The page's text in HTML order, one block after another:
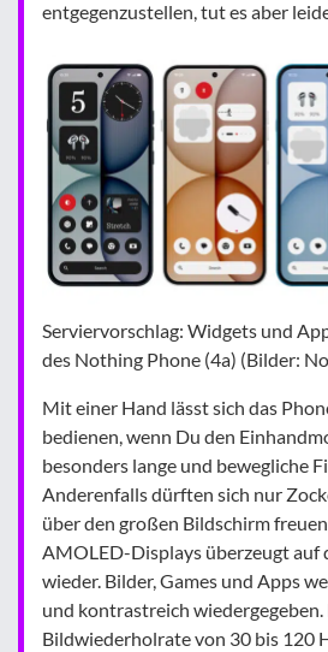
entgegenzustellen, tut es aber
Serviervorschlag: Widgets und
des Nothing Phone (4a) (Bilder:
Mit einer Hand lässt sich das
bedienen, wenn Du den
besonders lange und bewegliche
Anderenfalls dürften sich nur
über den großen Bildschirm
AMOLED-Displays überzeugt auf
wieder. Bilder, Games und Apps
und kontrastreich
Bildwiederholrate von 30 bis 120